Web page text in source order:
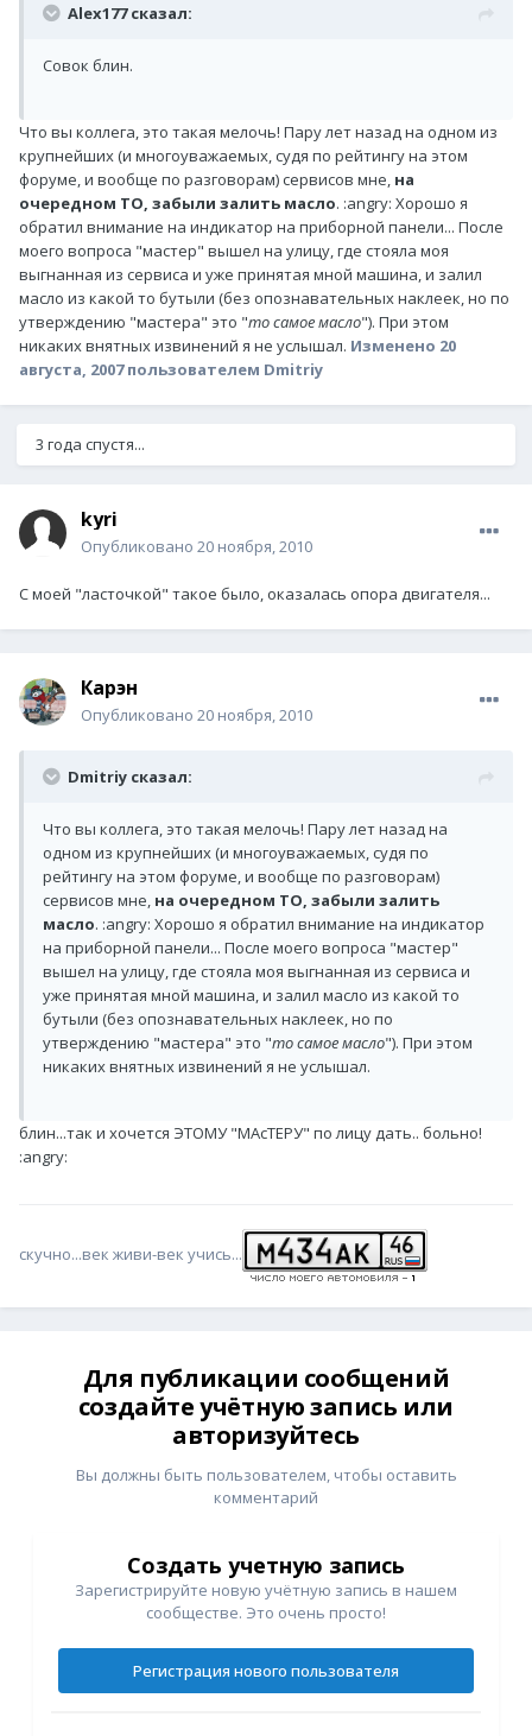
Alex177 сказал:
Совок блин.
Что вы коллега, это такая мелочь! Пару лет назад на одном из
крупнейших (и многоуважаемых, судя по рейтингу на этом
форуме, и вообще по разговорам) сервисов мне, на
очередном ТО, забыли залить масло. :angry: Хорошо я
обратил внимание на индикатор на приборной панели... После
моего вопроса "мастер" вышел на улицу, где стояла моя
выгнанная из сервиса и уже принятая мной машина, и залил
масло из какой то бутыли (без опознавательных наклеек, но по
утверждению "мастера" это "то самое масло"). При этом
никаких внятных извинений я не услышал. Изменено 20
августа, 2007пользователем Dmitriy
3 года спустя...
kyri
Опубликовано 20 ноября, 2010
С моей "ласточкой" такое было, оказалась опора двигателя...
Карэн
Опубликовано 20 ноября, 2010
Dmitriy сказал:
Что вы коллега, это такая мелочь! Пару лет назад на
одном из крупнейших (и многоуважаемых, судя по
рейтингу на этом форуме, и вообще по разговорам)
сервисов мне, на очередном ТО, забыли залить
масло. :angry: Хорошо я обратил внимание на индикатор
на приборной панели... После моего вопроса "мастер"
вышел на улицу, где стояла моя выгнанная из сервиса и
уже принятая мной машина, и залил масло из какой то
бутыли (без опознавательных наклеек, но по
утверждению "мастера" это "то самое масло"). При этом
никаких внятных извинений я не услышал.
блин...так и хочется ЭТОМУ "МАсТЕРУ" по лицу дать.. больно!
:angry:
скучно...век живи-век учись...
Для публикации сообщений
создайте учётную запись или
авторизуйтесь
Вы должны быть пользователем, чтобы оставить
комментарий
Создать учетную запись
Зарегистрируйте новую учётную запись в нашем
сообществе. Это очень просто!
Регистрация нового пользователя